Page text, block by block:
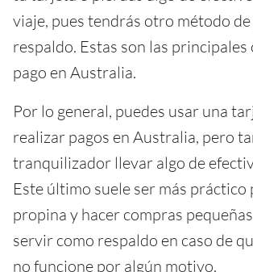
viaje, pues tendrás otro método
respaldo. Estas son las principales
pago en Australia.
Por lo general, puedes usar una
realizar pagos en Australia, pero
tranquilizador llevar algo de
Este último suele ser más práctico
propina y hacer compras
servir como respaldo en caso de
no funcione por algún motivo.